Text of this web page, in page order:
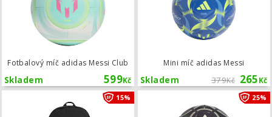
Fotbalový míč adidas Messi Club
599Kč
Skladem
Mini míč adidas Messi
379Kč 265Kč
Skladem
15% Batoh adidas Jude Bellingham 25%